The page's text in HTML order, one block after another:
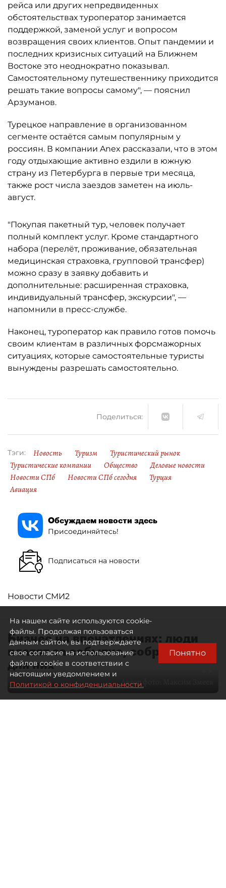
рейса или других непредвиденных
обстоятельствах туроператор занимается
поддержкой, заменой услуг и вопросом
возвращения своих клиентов. Опыт пандемии и
последних кризисных ситуаций на Ближнем
Востоке это неоднократно показывал.
Самостоятельному путешественнику приходится
решать такие вопросы самому", — пояснил
Арзуманов.
Турецкое направление в организованном
сегменте остаётся самым популярным у
россиян. В компании Anex рассказали, что в этом
году отдыхающие активно ездили в южную
страну из Петербурга в первые три месяца,
также рост числа заездов заметен на июль-
август.
"Покупая пакетный тур, человек получает
полный комплект услуг. Кроме стандартного
набора (перелёт, проживание, обязательная
медицинская страховка, групповой трансфер)
можно сразу в заявку добавить и
дополнительные: расширенная страховка,
индивидуальный трансфер, экскурсии", —
напомнили в пресс-службе.
Наконец, туроператор как правило готов помочь
своим клиентам в различных форсмажорных
ситуациях, которые самостоятельные туристы
вынуждены разрешать самостоятельно.
Поделиться:
Тэги: Новость Туризм
Туристический рынок
Туристические компании
Общество
Деловые новости
Новости СПб
Новости СПб сегодня
Турция
Авиация
Обсуждаем новости здесь
Присоединяйтесь!
Подписаться на новости
Новости СМИ2
Бизнес на впечатлениях: люди
платят за событие, собранное
для них
Автор фото:
На нашем сайте используются cookie-
файлы. Продолжая пользоваться
данным сайтом, вы подтверждаете
свое согласие на использование
файлов cookie в соответствии с
настоящим уведомлением и
Политикой о конфиденциальности.
Понятно